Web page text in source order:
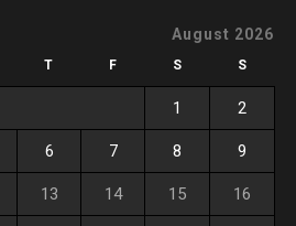
August 2026
T F S S
1 2
6 7 8 9
13 14 15 16